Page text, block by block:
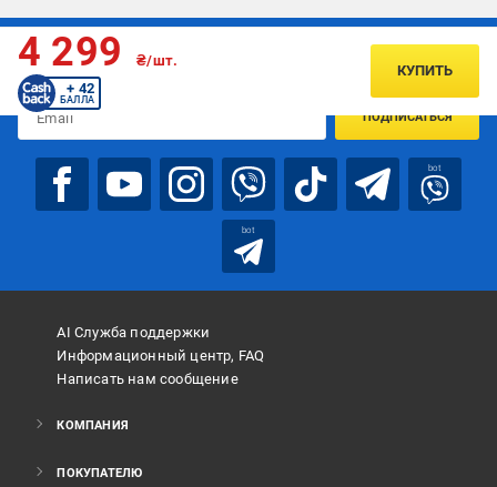
4 299
₴/шт.
+ 42
БАЛЛА
КУПИТЬ
Подписывайтесь, чтобы узнавать первым об акцияx и
ПОДПИСАТЬСЯ
bot
bot
AI Служба поддержки
Информационный центр, FAQ
Написать нам сообщение
КОМПАНИЯ
ПОКУПАТЕЛЮ